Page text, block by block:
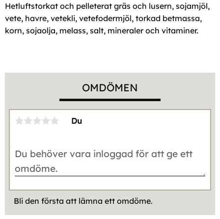
Hetluftstorkat och pelleterat gräs och lusern, sojamjöl,
vete, havre, vetekli, vetefodermjöl, torkad betmassa,
korn, sojaolja, melass, salt, mineraler och vitaminer.
OMDÖMEN
Du
Bli den första att lämna ett omdöme.